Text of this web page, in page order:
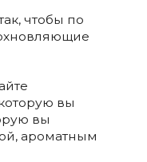
чтобы по
вы
вы
ароматным